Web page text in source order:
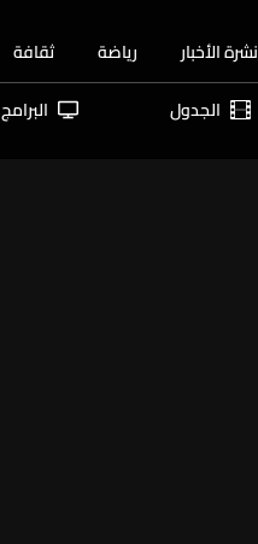
نشرة الأخبار رياضة ثقافة
الجدول البرامج